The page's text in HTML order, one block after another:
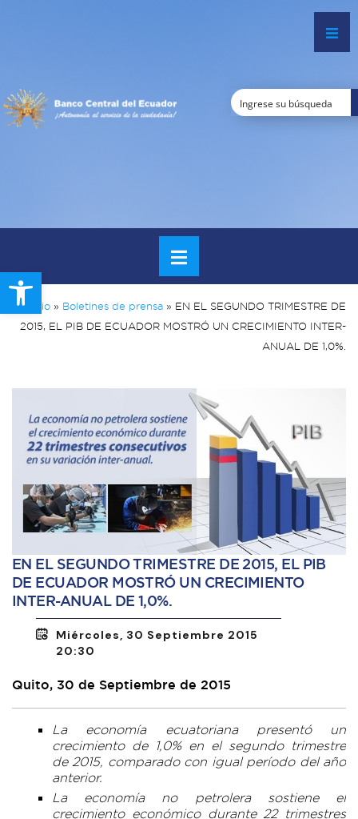
Open toolbar
Inicio » Boletines de prensa » EN EL SEGUNDO TRIMESTRE DE
2015, EL PIB DE ECUADOR MOSTRÓ UN CRECIMIENTO INTER-
ANUAL DE 1,0%.
EN EL SEGUNDO TRIMESTRE DE 2015, EL PIB
DE ECUADOR MOSTRÓ UN CRECIMIENTO
INTER-ANUAL DE 1,0%.
Miércoles, 30 Septiembre 2015
20:30
Quito, 30 de Septiembre de 2015
La economía ecuatoriana presentó un
crecimiento de 1,0% en el segundo trimestre
de 2015, comparado con igual período del año
anterior.
La economía no petrolera sostiene el
crecimiento económico durante 22 trimestres